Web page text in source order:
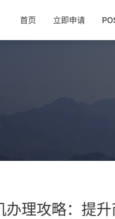
首页 立即申请
办理攻略：提